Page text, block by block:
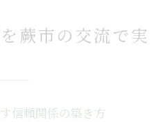
蕨市の交流で実
信頼関係の築き方